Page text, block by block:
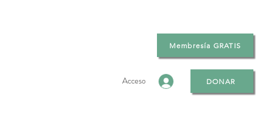
Membresía GRATIS
Acceso DONAR